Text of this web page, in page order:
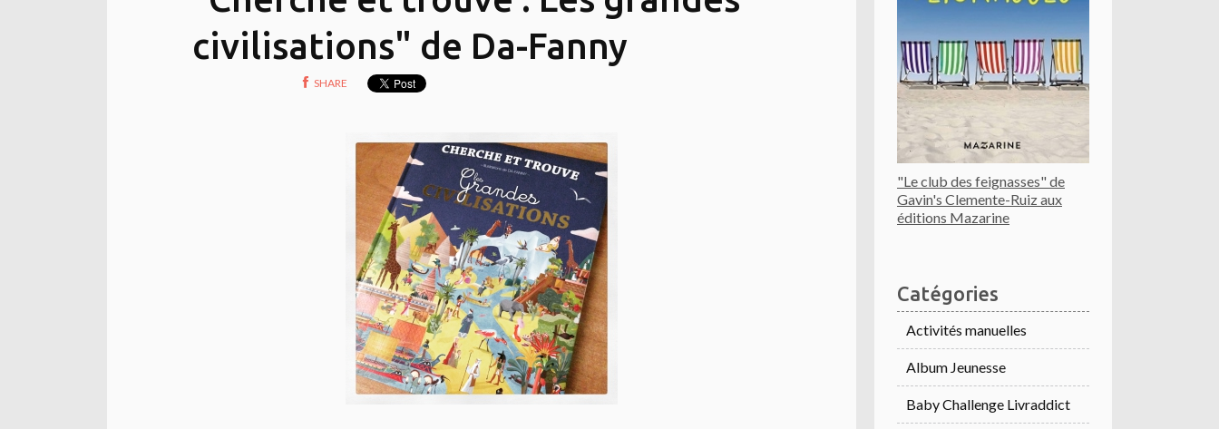
civilisations" de Da-Fanny
SHARE
"Le club des feignasses" de
Gavin's Clemente-Ruiz aux
éditions Mazarine
Catégories
Activités manuelles
Album Jeunesse
Baby Challenge Livraddict